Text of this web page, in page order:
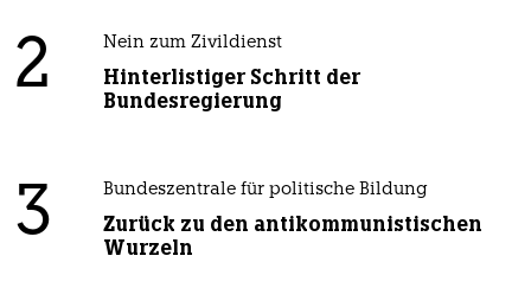
2 Nein zum Zivildienst
Hinterlistiger Schritt der
Bundesregierung
3 Bundeszentrale für politische Bildung
Zurück zu den antikommunistischen
Wurzeln